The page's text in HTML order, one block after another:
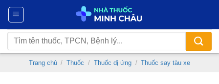
Chuyển
nội
dung
Tìm
kiếm:
Trang chủ / Thuốc / Thuốc dị ứng / Thuốc say tàu xe